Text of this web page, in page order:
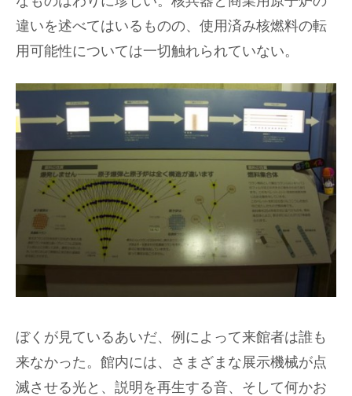
違いを述べてはいるものの、使用済み核燃料の転
用可能性については一切触れられていない。
ぼくが見ているあいだ、例によって来館者は誰も
来なかった。館内には、さまざまな展示機械が点
滅させる光と、説明を再生する音、そして何かお